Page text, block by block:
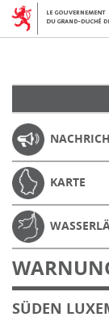
KARTE
SÜDEN